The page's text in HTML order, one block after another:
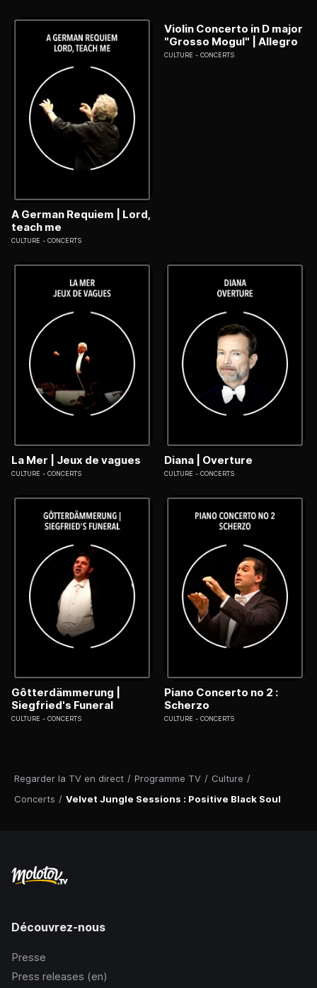
Regarder la TV en direct / Programme TV / Culture /
Concerts / Velvet Jungle Sessions : Positive Black Soul
A German Requiem | Lord,
teach me
CULTURE CONCERTS
Violin Concerto in D major
"Grosso Mogul" | Allegro
CULTURE CONCERTS
La Mer | Jeux de vagues
CULTURE CONCERTS
Diana | Overture
CULTURE CONCERTS
Gôtterdämmerung |
Siegfried's Funeral
CULTURE CONCERTS
Piano Concerto no 2 :
Scherzo
CULTURE CONCERTS
Découvrez-nous
Presse
Press releases (en)